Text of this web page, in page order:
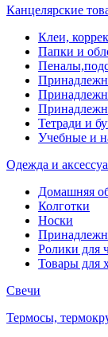
Канцелярские
Клеи,
Папки и
Тетради и
Учебные и
Одежда и
Домашняя
Колготки
Носки
Ролики для
Товары для
Свечи
Термосы,